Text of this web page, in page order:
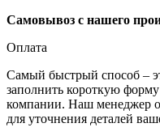
Самовывоз с нашего
Оплата
Самый быстрый способ –
заполнить короткую
компании. Наш менеджер
для уточнения деталей